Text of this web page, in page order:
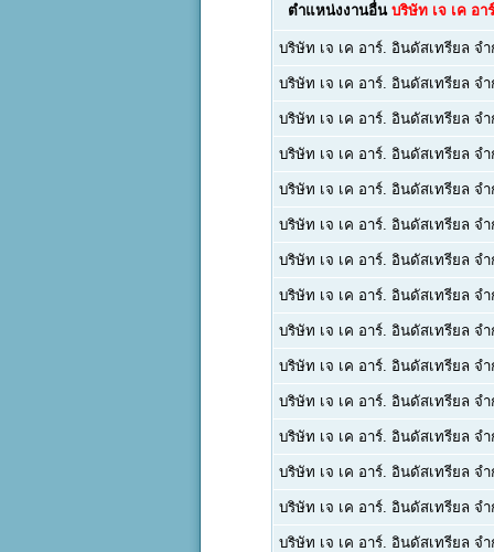
ตำแหน่งงานอื่น บริษัท เจ เค อ
บริษัท เจ เค อาร์. อินดัสเทรียล จ
บริษัท เจ เค อาร์. อินดัสเทรียล จ
บริษัท เจ เค อาร์. อินดัสเทรียล จ
บริษัท เจ เค อาร์. อินดัสเทรียล จ
บริษัท เจ เค อาร์. อินดัสเทรียล จ
บริษัท เจ เค อาร์. อินดัสเทรียล จ
บริษัท เจ เค อาร์. อินดัสเทรียล จ
บริษัท เจ เค อาร์. อินดัสเทรียล จ
บริษัท เจ เค อาร์. อินดัสเทรียล จ
บริษัท เจ เค อาร์. อินดัสเทรียล จ
บริษัท เจ เค อาร์. อินดัสเทรียล จ
บริษัท เจ เค อาร์. อินดัสเทรียล จ
บริษัท เจ เค อาร์. อินดัสเทรียล จ
บริษัท เจ เค อาร์. อินดัสเทรียล จ
บริษัท เจ เค อาร์. อินดัสเทรียล จ